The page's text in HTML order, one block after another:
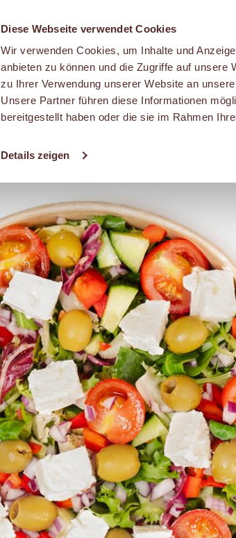
Diese Webseite verwendet Cookies
Wir verwenden Cookies, um Inhalte und
anbieten zu können und die Zugriffe auf unsere
zu Ihrer Verwendung unserer Website an
Unsere Partner führen diese Informationen
bereitgestellt haben oder die sie im Rahmen
Details zeigen